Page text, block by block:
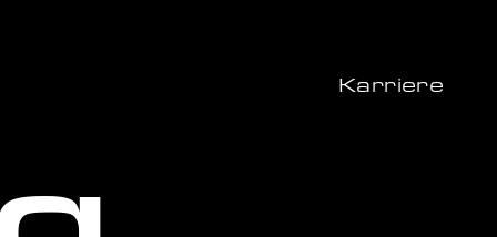
Karriere